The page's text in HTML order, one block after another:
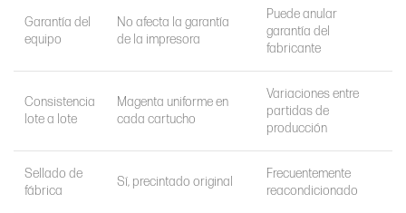
Garantía del
equipo
No afecta la garantía
de la impresora
Puede anular
garantía del
fabricante
Consistencia
lote a lote
Magenta uniforme en
cada cartucho
Variaciones entre
partidas de
producción
Sellado de
fábrica
Sí, precintado original
Frecuentemente
reacondicionado